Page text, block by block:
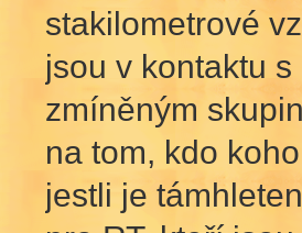
stakilometrové
jsou v kontaktu
zmíněným
na tom, kdo
jestli je